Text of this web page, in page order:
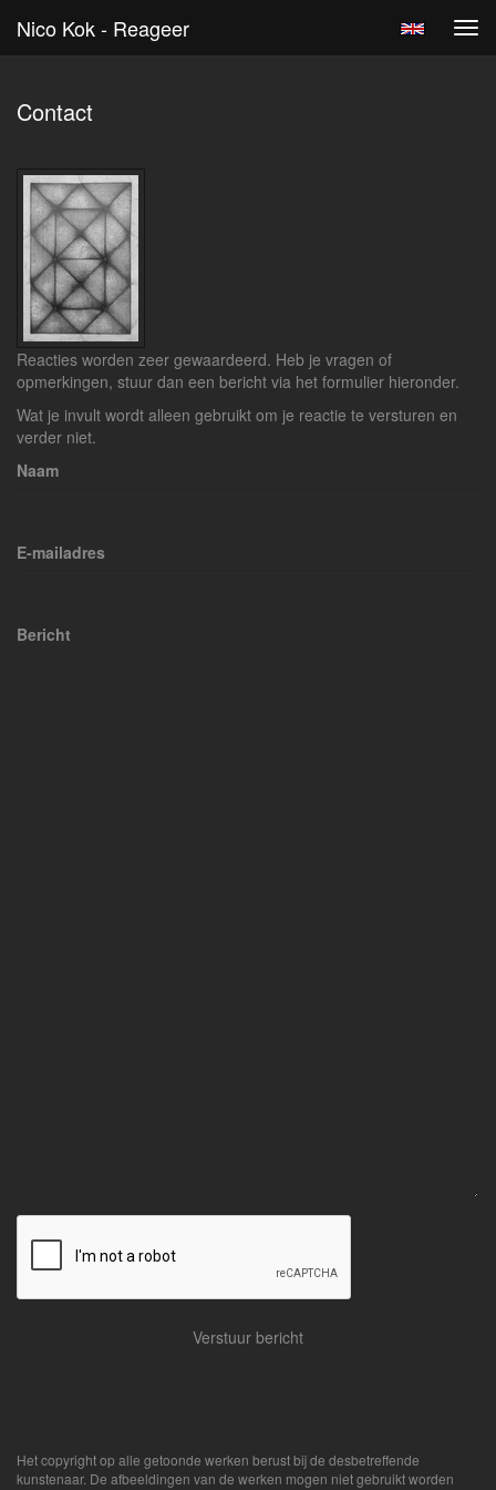
Nico Kok - Reageer
Contact
Reacties worden zeer gewaardeerd. Heb je vragen of
opmerkingen, stuur dan een bericht via het formulier hieronder.
Wat je invult wordt alleen gebruikt om je reactie te versturen en
verder niet.
Naam
E-mailadres
Bericht
Het copyright op alle getoonde werken berust bij de desbetreffende
kunstenaar. De afbeeldingen van de werken mogen niet gebruikt worden